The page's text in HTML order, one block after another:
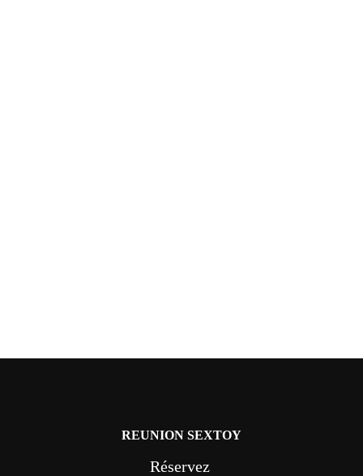
REUNION SEXTOY
Réservez